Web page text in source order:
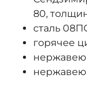
80,
сталь
горячее